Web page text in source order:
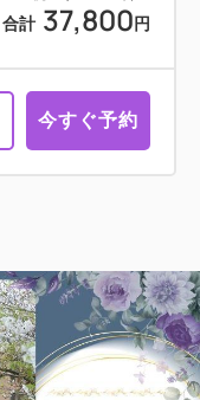
合計 37,800 円
今すぐ予約